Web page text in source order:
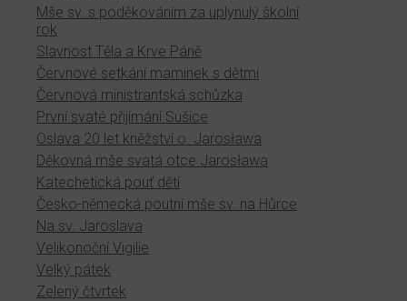
Mše sv. s poděkováním za uplynulý školní
rok
Slavnost Těla a Krve Páně
Červnové setkání maminek s dětmi
Červnová ministrantská schůzka
První svaté přijímání Sušice
Oslava 20 let kněžství o. Jarosława
Děkovná mše svatá otce Jarosława
Katechetická pouť dětí
Česko-německá poutní mše sv. na Hůrce
Na sv. Jaroslava
Velikonoční Vigilie
Velký pátek
Zelený čtvrtek